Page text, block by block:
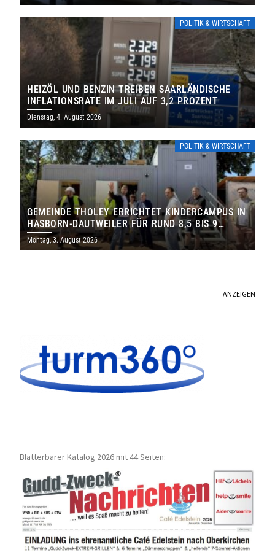
POLITIK & WIRTSCHAFT
HEIZÖL UND BENZIN TREIBEN SAARLÄNDISCHE
INFLATIONSRATE IM JULI AUF 3,2 PROZENT
Dienstag, 4. August 2026
POLITIK & WIRTSCHAFT
GEMEINDE THOLEY ERRICHTET KINDERCAMPUS IN
HASBORN-DAUTWEILER FÜR RUND 8,5 BIS 9
MILLIONEN EURO
Montag, 3. August 2026
ANZEIGEN
Blätterbarer Katalog 2026 mit 44 Seiten: